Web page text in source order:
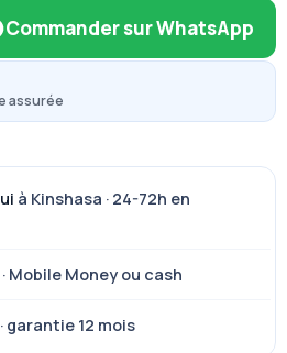
Commander sur WhatsApp
assurée
à Kinshasa · 24-72h en
· Mobile Money ou cash
· garantie 12 mois